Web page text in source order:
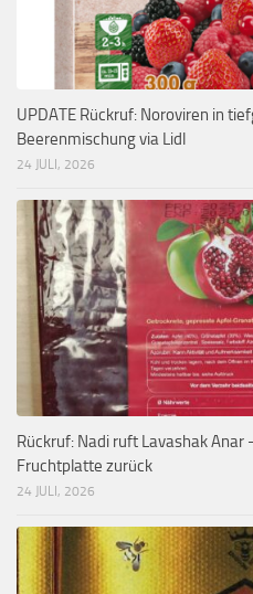
UPDATE Rückruf: Noroviren in
Beerenmischung via Lidl
24 JULI, 2026
Rückruf: Nadi ruft Lavashak
Fruchtplatte zurück
24 JULI, 2026